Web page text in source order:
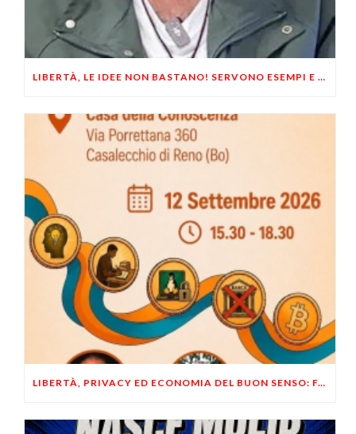
LIBERTÀ, LE IDEE NON BASTANO! SERVONO ESEMPI E UN PO’ DI COERENZA
LIBERTÀ, PRIVACY ED ECONOMIA DEL BUON SENSO: FACCO E MUSUMECI A CASALECCHIO DI RENO (BO)